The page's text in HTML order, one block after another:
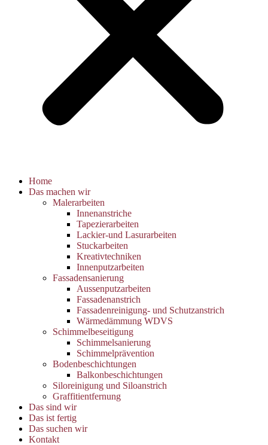
Home
Das machen wir
Malerarbeiten
Innenanstriche
Tapezierarbeiten
Lackier-und Lasurarbeiten
Stuckarbeiten
Kreativtechniken
Innenputzarbeiten
Fassadensanierung
Aussenputzarbeiten
Fassadenanstrich
Fassadenreinigung- und Schutzanstrich
Wärmedämmung WDVS
Schimmelbeseitigung
Schimmelsanierung
Schimmelprävention
Bodenbeschichtungen
Balkonbeschichtungen
Siloreinigung und Siloanstrich
Graffitientfernung
Das sind wir
Das ist fertig
Das suchen wir
Kontakt